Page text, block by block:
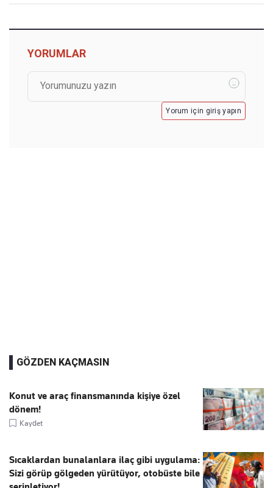
YORUMLAR
Yorum için giriş yapın
GÖZDEN KAÇMASIN
Konut ve araç finansmanında kişiye özel
dönem!
Kaydet
Sıcaklardan bunalanlara ilaç gibi uygulama:
Sizi görüp gölgeden yürütüyor, otobüste bile